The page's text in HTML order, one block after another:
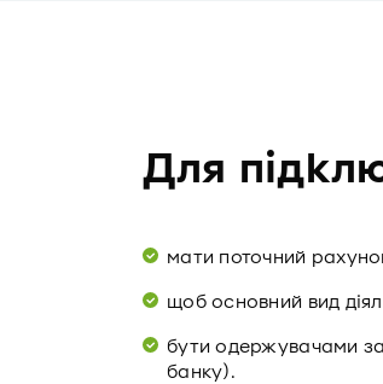
Для
мати поточний
щоб основний вид
бути одержувачами
банку).